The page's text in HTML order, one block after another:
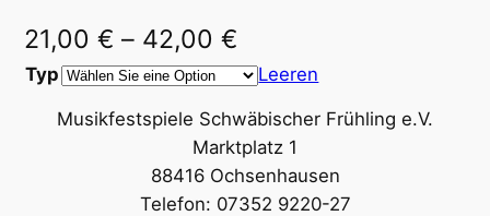
21,00€ – 42,00€
Typ Leeren
Musikfestspiele Schwäbischer Frühling e.V.
Marktplatz 1
88416 Ochsenhausen
Telefon: 07352 9220-27